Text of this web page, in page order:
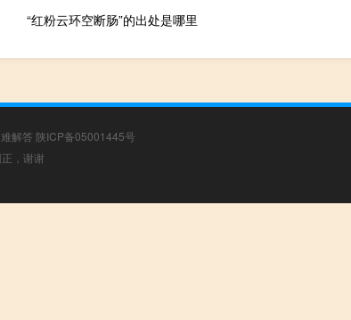
“红粉云环空断肠”的出处是哪里
解答 陕ICP备05001445号
，谢谢